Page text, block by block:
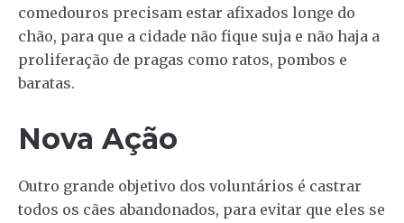
comedouros precisam estar afixados longe do
chão, para que a cidade não fique suja e não haja a
proliferação de pragas como ratos, pombos e
baratas.
Nova Ação
Outro grande objetivo dos voluntários é castrar
todos os cães abandonados, para evitar que eles se